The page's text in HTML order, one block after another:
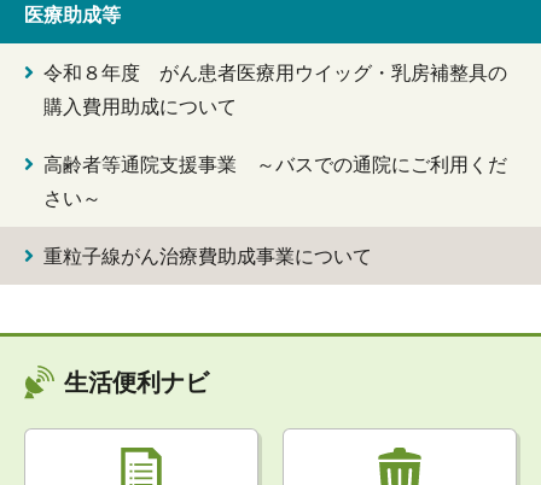
医療助成等
令和８年度 がん患者医療用ウイッグ・乳房補整具の
購入費用助成について
高齢者等通院支援事業 ～バスでの通院にご利用くだ
さい～
重粒子線がん治療費助成事業について
生活便利ナビ